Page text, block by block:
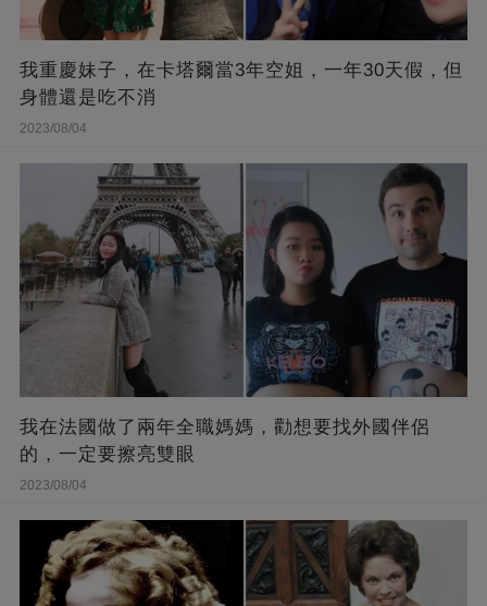
我重慶妹子，在卡塔爾當3年空姐，一年30天假，但
身體還是吃不消
2023/08/04
我在法國做了兩年全職媽媽，勸想要找外國伴侶
的，一定要擦亮雙眼
2023/08/04